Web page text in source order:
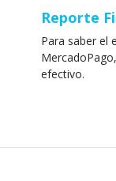
Reporte
Para saber el
efectivo.